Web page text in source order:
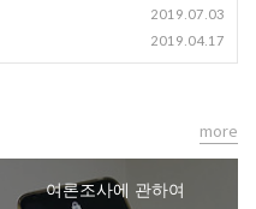
2019.07.03
2019.04.17
여론조사에 관하여
more